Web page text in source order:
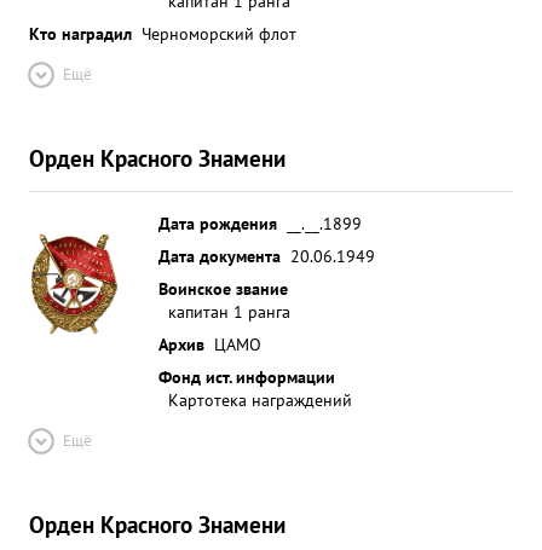
Кто наградил Черноморский флот
Ещё
Орден Красного Знамени
Дата рождения
__.__.1899
Дата документа 20.06.1949
Воинское звание
капитан 1 ранга
Архив ЦАМО
Фонд ист. информации
Картотека награждений
Ещё
Орден Красного Знамени